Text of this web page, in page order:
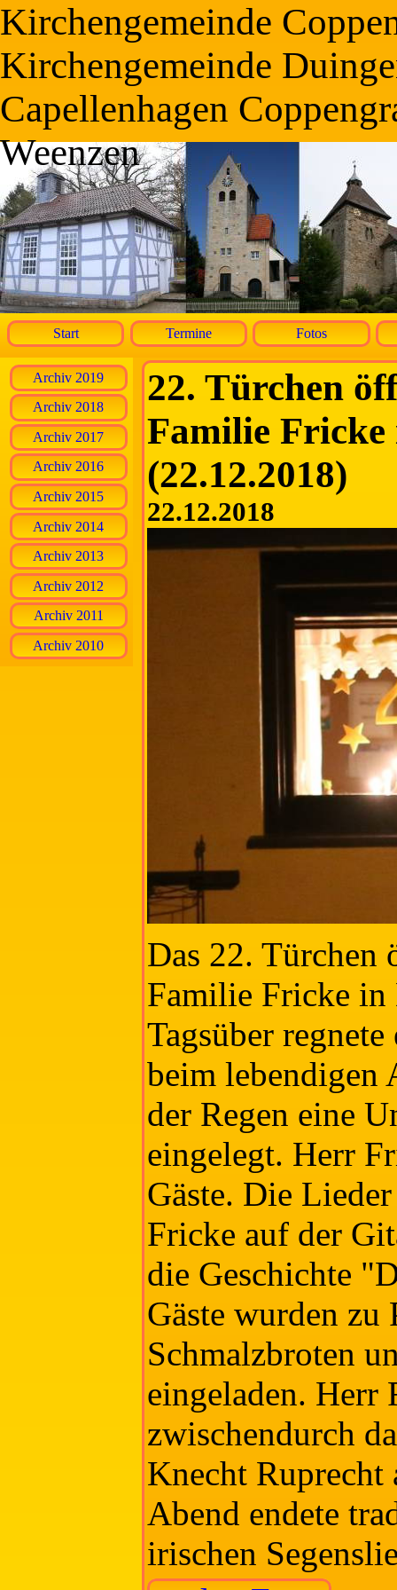
Kirchengemeinde
Kirchengemeinde
Capellenhagen
Weenzen
Start Termine Fotos
Archiv 2019
Archiv 2018
Archiv 2017
Archiv 2016
Archiv 2015
Archiv 2014
Archiv 2013
Archiv 2012
Archiv 2011
Archiv 2010
22. Türchen
Familie Fricke
(22.12.2018)
22.12.2018
Das 22. Türchen
Familie Fricke in
Tagsüber
beim lebendigen
der Regen eine
eingelegt. Herr
Gäste. Die
Fricke auf der
die Geschichte
Gäste wurden
Schmalzbroten
eingeladen. Herr
zwischendurch
Knecht
Abend endete
irischen